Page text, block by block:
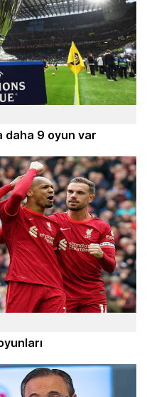
daha 9 oyun var